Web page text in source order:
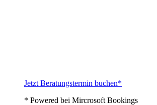
Jetzt Beratungstermin buchen*
* Powered bei Mircrosoft Bookings